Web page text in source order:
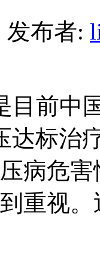
发布者:
前中
达标治
病危
重视